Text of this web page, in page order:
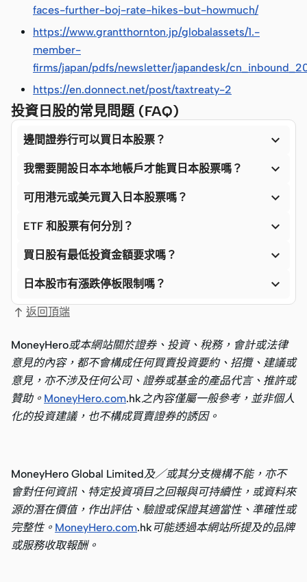
faces-further-boj-rate-hikes-but-howmuch/
https://www.grantthornton.jp/globalassets/1.-
member-
firms/japan/pdfs/newsletter/japandesk/
https://en.donnect.net/post/taxtreaty-2
投資日股的常見問題 (FAQ)
邊間證券行可以買日本股票？ 
我需要開設日本本地帳戶才能買日本股票嗎？ 
可用港元或美元買入日本股票嗎？ 
ETF 和股票有何分別？ 
買日股有最低投資金額要求嗎？ 
日本股市有漲跌停板限制嗎？ 
返回頂端
MoneyHero或本網站關於證券、投資、稅務，會計或法律
意見的內容，都不會構成任何買賣投資要約、招攬、建議或
意見，亦不涉及任何公司、證券或基金的產品代言、推許或
贊助。 MoneyHero.com.hk之內容僅屬一般參考，並非個人
化的投資建議，也不構成買賣證券的誘因。
MoneyHero Global Limited及／或其分支機構不能，亦不
會對任何資訊、特定投資項目之回報與可持續性，或資料來
源的潛在價值，作出評估、驗證或保證其適當性、準確性或
完整性。 MoneyHero.com.hk可能透過本網站所提及的品牌
或服務收取報酬。